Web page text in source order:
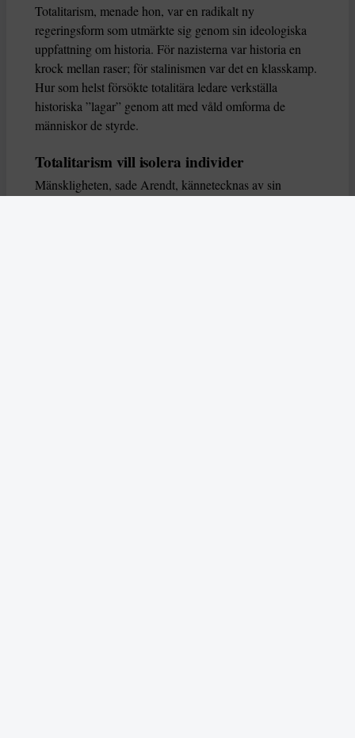
Totalitarism, menade hon, var en radikalt ny
regeringsform som utmärkte sig genom sin ideologiska
uppfattning om historia. För nazisterna var historia en
krock mellan raser; för stalinismen var det en klasskamp.
Hur som helst försökte totalitära ledare verkställa
historiska ”lagar” genom att med våld omforma de
människor de styrde.
Totalitarism vill isolera individer
Mänskligheten, sade Arendt, kännetecknas av sin